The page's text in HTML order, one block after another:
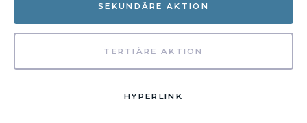
SEKUNDÄRE AKTION
TERTIÄRE AKTION
HYPERLINK